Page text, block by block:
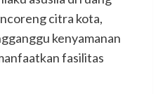
citra kota,
kenyamanan
fasilitas